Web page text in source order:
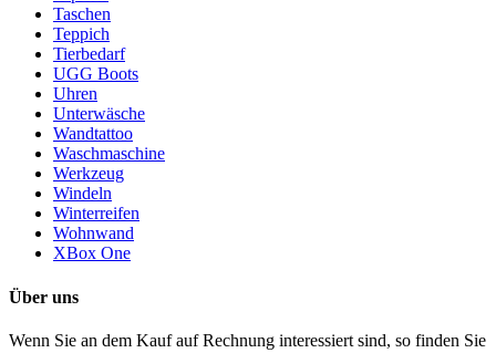
Taschen
Teppich
Tierbedarf
UGG Boots
Uhren
Unterwäsche
Wandtattoo
Waschmaschine
Werkzeug
Windeln
Winterreifen
Wohnwand
XBox One
Über uns
Wenn Sie an dem Kauf auf Rechnung interessiert sind, so finden Sie